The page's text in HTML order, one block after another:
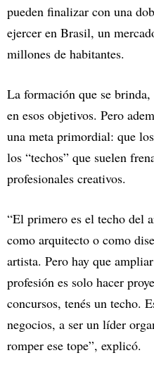
pueden finalizar con una
ejercer en Brasil, un
millones de habitantes.
La formación que se
en esos objetivos. Pero
una meta primordial: que
los “techos” que suelen
profesionales creativos.
“El primero es el techo del
como arquitecto o como
artista. Pero hay que
profesión es solo hacer
concursos, tenés un techo.
negocios, a ser un líder
romper ese tope”, explicó.